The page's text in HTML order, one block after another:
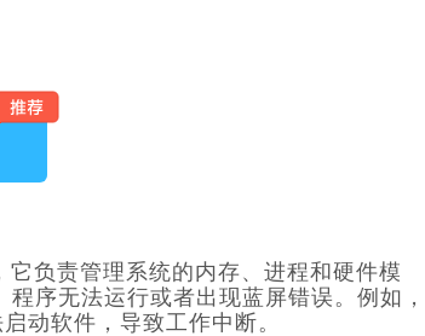
负责管理系统的内存、进程和硬件模
序无法运行或者出现蓝屏错误。例如，
动软件，导致工作中断。